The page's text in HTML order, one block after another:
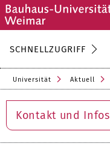
SCHNELLZUGRIFF
Universität Aktuell
Kontakt und Infos